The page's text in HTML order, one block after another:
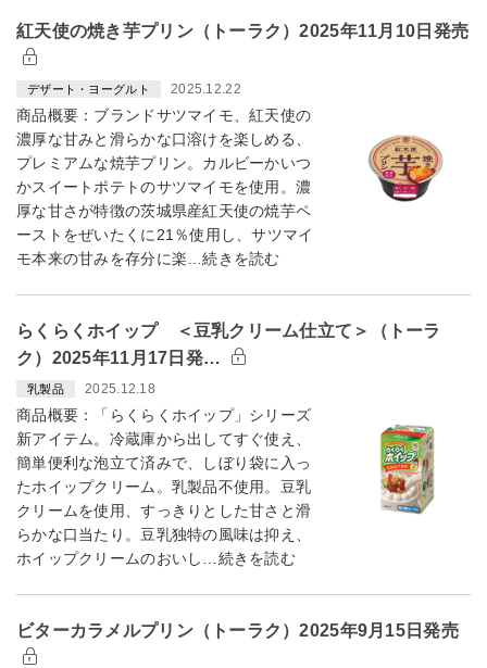
紅天使の焼き芋プリン（トーラク）2025年11月10日発売
デザート・ヨーグルト 2025.12.22
商品概要：ブランドサツマイモ、紅天使の
濃厚な甘みと滑らかな口溶けを楽しめる、
プレミアムな焼芋プリン。カルビーかいつ
かスイートポテトのサツマイモを使用。濃
厚な甘さが特徴の茨城県産紅天使の焼芋ペ
ーストをぜいたくに21％使用し、サツマイ
モ本来の甘みを存分に楽…続きを読む
らくらくホイップ ＜豆乳クリーム仕立て＞（トーラ
ク）2025年11月17日発…
乳製品 2025.12.18
商品概要：「らくらくホイップ」シリーズ
新アイテム。冷蔵庫から出してすぐ使え、
簡単便利な泡立て済みで、しぼり袋に入っ
たホイップクリーム。乳製品不使用。豆乳
クリームを使用、すっきりとした甘さと滑
らかな口当たり。豆乳独特の風味は抑え、
ホイップクリームのおいし…続きを読む
ビターカラメルプリン（トーラク）2025年9月15日発売